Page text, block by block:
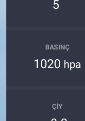
5
BASINÇ
1020 hpa
ÇIY